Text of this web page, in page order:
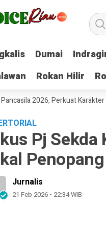
Dumai
Rokan Hilir
Dumai
Rokan Hilir
2026, Perkuat Karakter
Pj
Jurnalis
21 Feb 2026 - 22:34 WIB